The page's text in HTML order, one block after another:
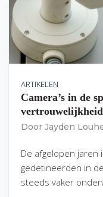
ARTIKELEN
Camera’s in de
vertrouwelijkheid
Door Jayden
De afgelopen jaren
gedetineerden in
steeds vaker